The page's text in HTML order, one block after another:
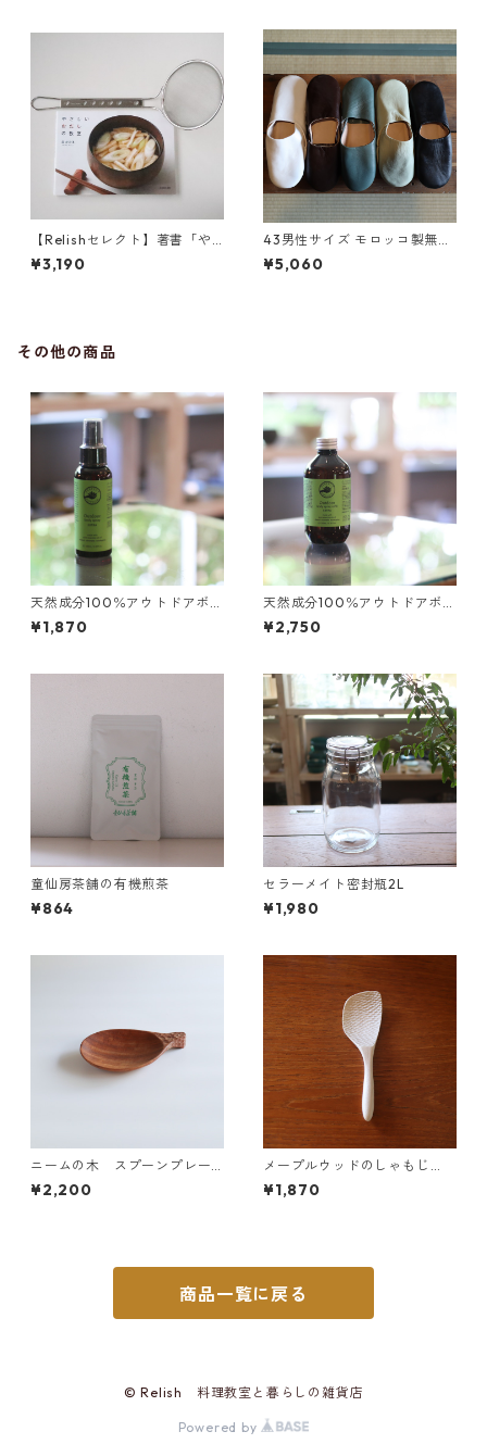
【Relishセレクト】著書「や
さしいおだしの教室」とすく
いアミのセット
¥3,190
43男性サイズ モロッコ製無地
バブーシュ
¥5,060
その他の商品
天然成分100％アウトドアボデ
ィスプレー 100ｍｌ 携帯用
に
¥1,870
天然成分100％アウトドアボデ
ィスプレー 200ml 詰め替え
用
¥2,750
童仙房茶舗の有機煎茶
¥864
セラーメイト密封瓶2L
¥1,980
ニームの木 スプーンプレー
ト
¥2,200
メープルウッドのしゃもじ
（大）クラフト木の実
¥1,870
商品一覧に戻る
© Relish 料理教室と暮らしの雑貨店
Powered by